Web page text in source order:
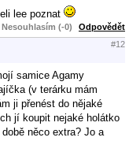
lee poznat
Nesouhlasím (-0) Odpovědět
#12
samice Agamy
(v terárku mám
ji přenést do nějaké
jí koupit nejaké holátko
něco extra? Jo a